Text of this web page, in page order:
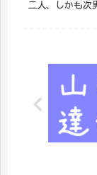
二人、しかも次